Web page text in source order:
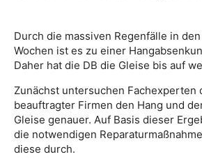
Durch die massiven Regenfälle in
Wochen ist es zu einer
Daher hat die DB die Gleise bis auf
Zunächst untersuchen Fachexperten
beauftragter Firmen den Hang und
Gleise genauer. Auf Basis dieser
die notwendigen
diese durch.